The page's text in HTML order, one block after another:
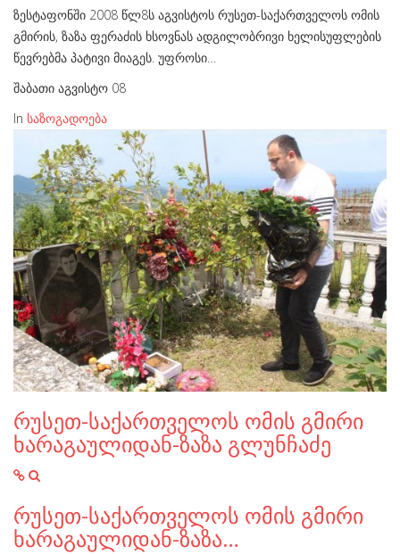
ზესტაფონში 2008 წლ8ს აგვისტოს რუსეთ-საქართველოს ომის
გმირის, ზაზა ფერაძის ხსოვნას ადგილობრივი ხელისუფლების
წევრებმა პატივი მიაგეს. უფროსი…
შაბათი აგვისტო 08
In საზოგადოება
რუსეთ-საქართველოს ომის გმირი
ხარაგაულიდან-ზაზა გლუნჩაძე
რუსეთ-საქართველოს ომის გმირი
ხარაგაულიდან-ზაზა…